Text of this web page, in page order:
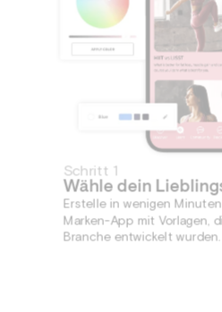
Schritt 1
Wähle dein
Erstelle in wenigen
Marken-App mit Vorlagen,
Branche entwickelt wurden.